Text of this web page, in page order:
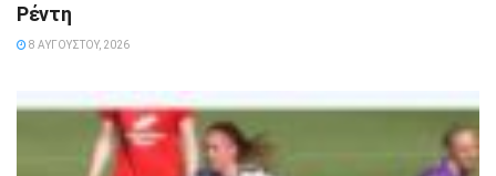
Ρέντη
8 ΑΥΓΟΎΣΤΟΥ, 2026